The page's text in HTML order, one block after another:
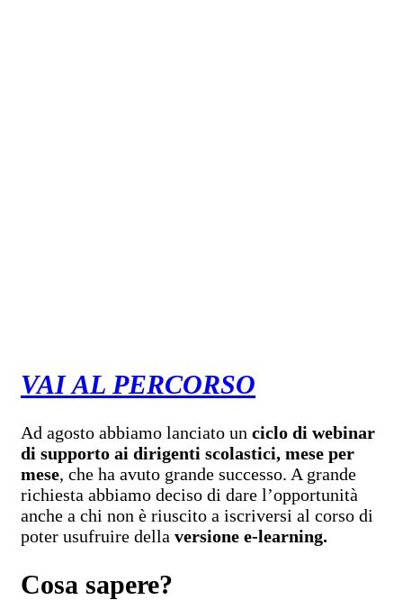
VAI AL PERCORSO
Ad agosto abbiamo lanciato un ciclo di webinar
di supporto ai dirigenti scolastici, mese per
mese, che ha avuto grande successo. A grande
richiesta abbiamo deciso di dare l’opportunità
anche a chi non è riuscito a iscriversi al corso di
poter usufruire della versione e-learning.
Cosa sapere?